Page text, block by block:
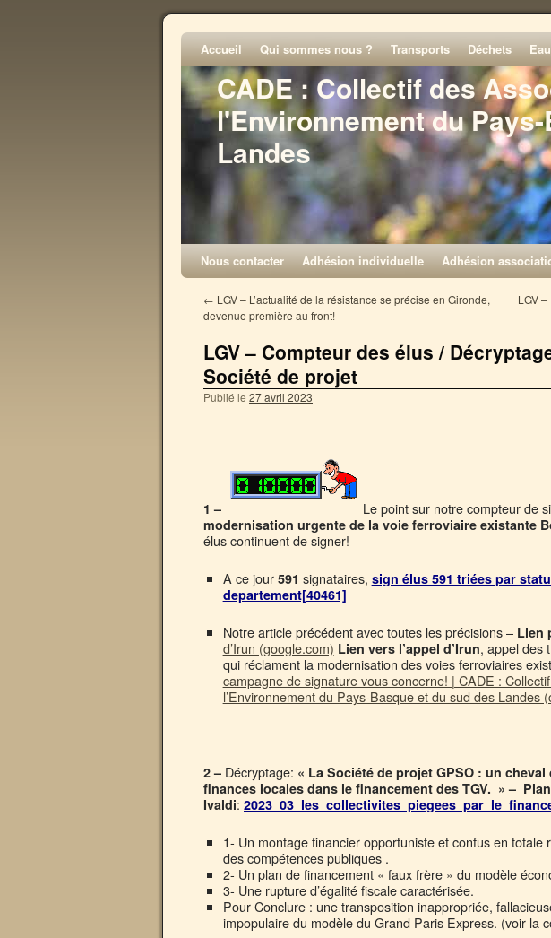
CADE : Collectif des
l'Environnement du
Landes
Accueil Qui sommes nous ? Transports Déchets
Nous contacter Adhésion individuelle Adhésion
← LGV – L’actualité de la résistance se précise en Gironde,
devenue première au front!
LGV
LGV – Compteur des élus /
Société de projet
Publié le 27 avril 2023
1 – Le point sur notre compteur de
modernisation urgente de la voie ferroviaire existante
élus continuent de signer!
A ce jour 591 signataires, sign élus 591 triées par
departement[40461]
Notre article précédent avec toutes les précisions – Lien
d’Irun (google.com) Lien vers l’appel d’Irun, appel des
qui réclament la modernisation des voies ferroviaires
campagne de signature vous concerne! | CADE :
l’Environnement du Pays-Basque et du sud des Landes
2 – Décryptage: « La Société de projet GPSO : un
finances locales dans le financement des TGV. » –
Ivaldi:
1- Un montage financier opportuniste et confus en
des compétences publiques .
2- Un plan de financement « faux frère » du modèle
3- Une rupture d’égalité fiscale caractérisée.
Pour Conclure : une transposition inappropriée,
impopulaire du modèle du Grand Paris Express. (voir la